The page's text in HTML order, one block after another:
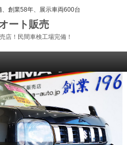
創業58年、展示車両600台
ート販売
店！民間車検工場完備！